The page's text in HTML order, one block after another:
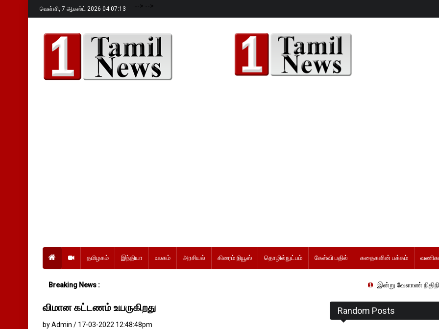
வெள்ளி, 7 ஆகஸ்ட் 2026 04:07:14 --> -->
தமிழகம் இந்தியா உலகம் அரசியல் கிரைம் நியூஸ் தொழில்நுட்பம் கேள்வி பதில் கதைகளின் பக்கம்
Breaking News : இன்று வேளாண் நிதிநிலை
விமான கட்டணம் உயருகிறது
by Admin / 17-03-2022 12:48:48pm
Random Posts